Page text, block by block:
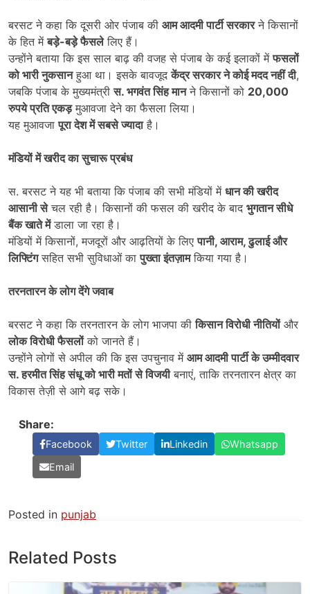
बरसट ने कहा कि दूसरी ओर पंजाब की आम आदमी पार्टी सरकारने किसानों
के हित मेंबड़े-बड़े फैसलेलिए हैं।
उन्होंने बताया कि इस साल बाढ़ की वजह से पंजाब के कई इलाकों मेंफसलों
को भारी नुकसानहुआ था। इसके बावजूदकेंद्र सरकार ने कोई मदद नहीं दी,
जबकि पंजाब के मुख्यमंत्रीस. भगवंत सिंह मानने किसानों को 20,000
रुपये प्रति एकड़मुआवजा देने का फैसला लिया।
यह मुआवजापूरा देश में सबसे ज्यादाहै।
मंडियों में खरीद का सुचारू प्रबंध
स. बरसट ने यह भी बताया कि पंजाब की सभी मंडियों में धान की खरीद
आसानी सेचल रही है। किसानों की फसल की खरीद के बाद भुगतान सीधे
बैंक खाते मेंडाला जा रहा है।
मंडियों में किसानों, मजदूरों और आढ़तियों के लिएपानी, आराम,ढुलाई और
लिफ्टिंगसहित सभी सुविधाओं कापुख्ता इंतज़ामकिया गया है।
तरनतारन के लोग देंगे जवाब
बरसट ने कहा कि तरनतारन के लोग भाजपा कीकिसान विरोधी नीतियोंऔर
लोक विरोधी फैसलोंको जानते हैं।
उन्होंने लोगों से अपील की कि इस उपचुनाव में आम आदमी पार्टी के उम्मीदवार
स. हरमीत सिंह संधू को भारी मतों से विजयीबनाएं, ताकि तरनतारन क्षेत्र का
विकास तेज़ी से आगे बढ़ सके।
Share:
Facebook Twitter Linkedin
Whatsapp
Email
Posted in punjab
Related Posts